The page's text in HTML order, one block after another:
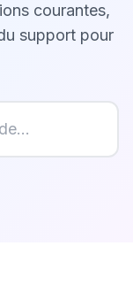
courantes,
support pour